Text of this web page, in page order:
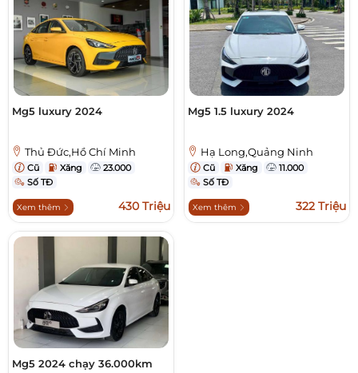
Mg5 luxury 2024
Thủ Đức,Hồ Chí Minh
Cũ Xăng
23.000
Số TĐ
Xem thêm 430 Triệu
Mg5 1.5 luxury 2024
Hạ Long,Quảng Ninh
Cũ Xăng
11.000
Số TĐ
Xem thêm 322 Triệu
Mg5 2024 chạy 36.000km